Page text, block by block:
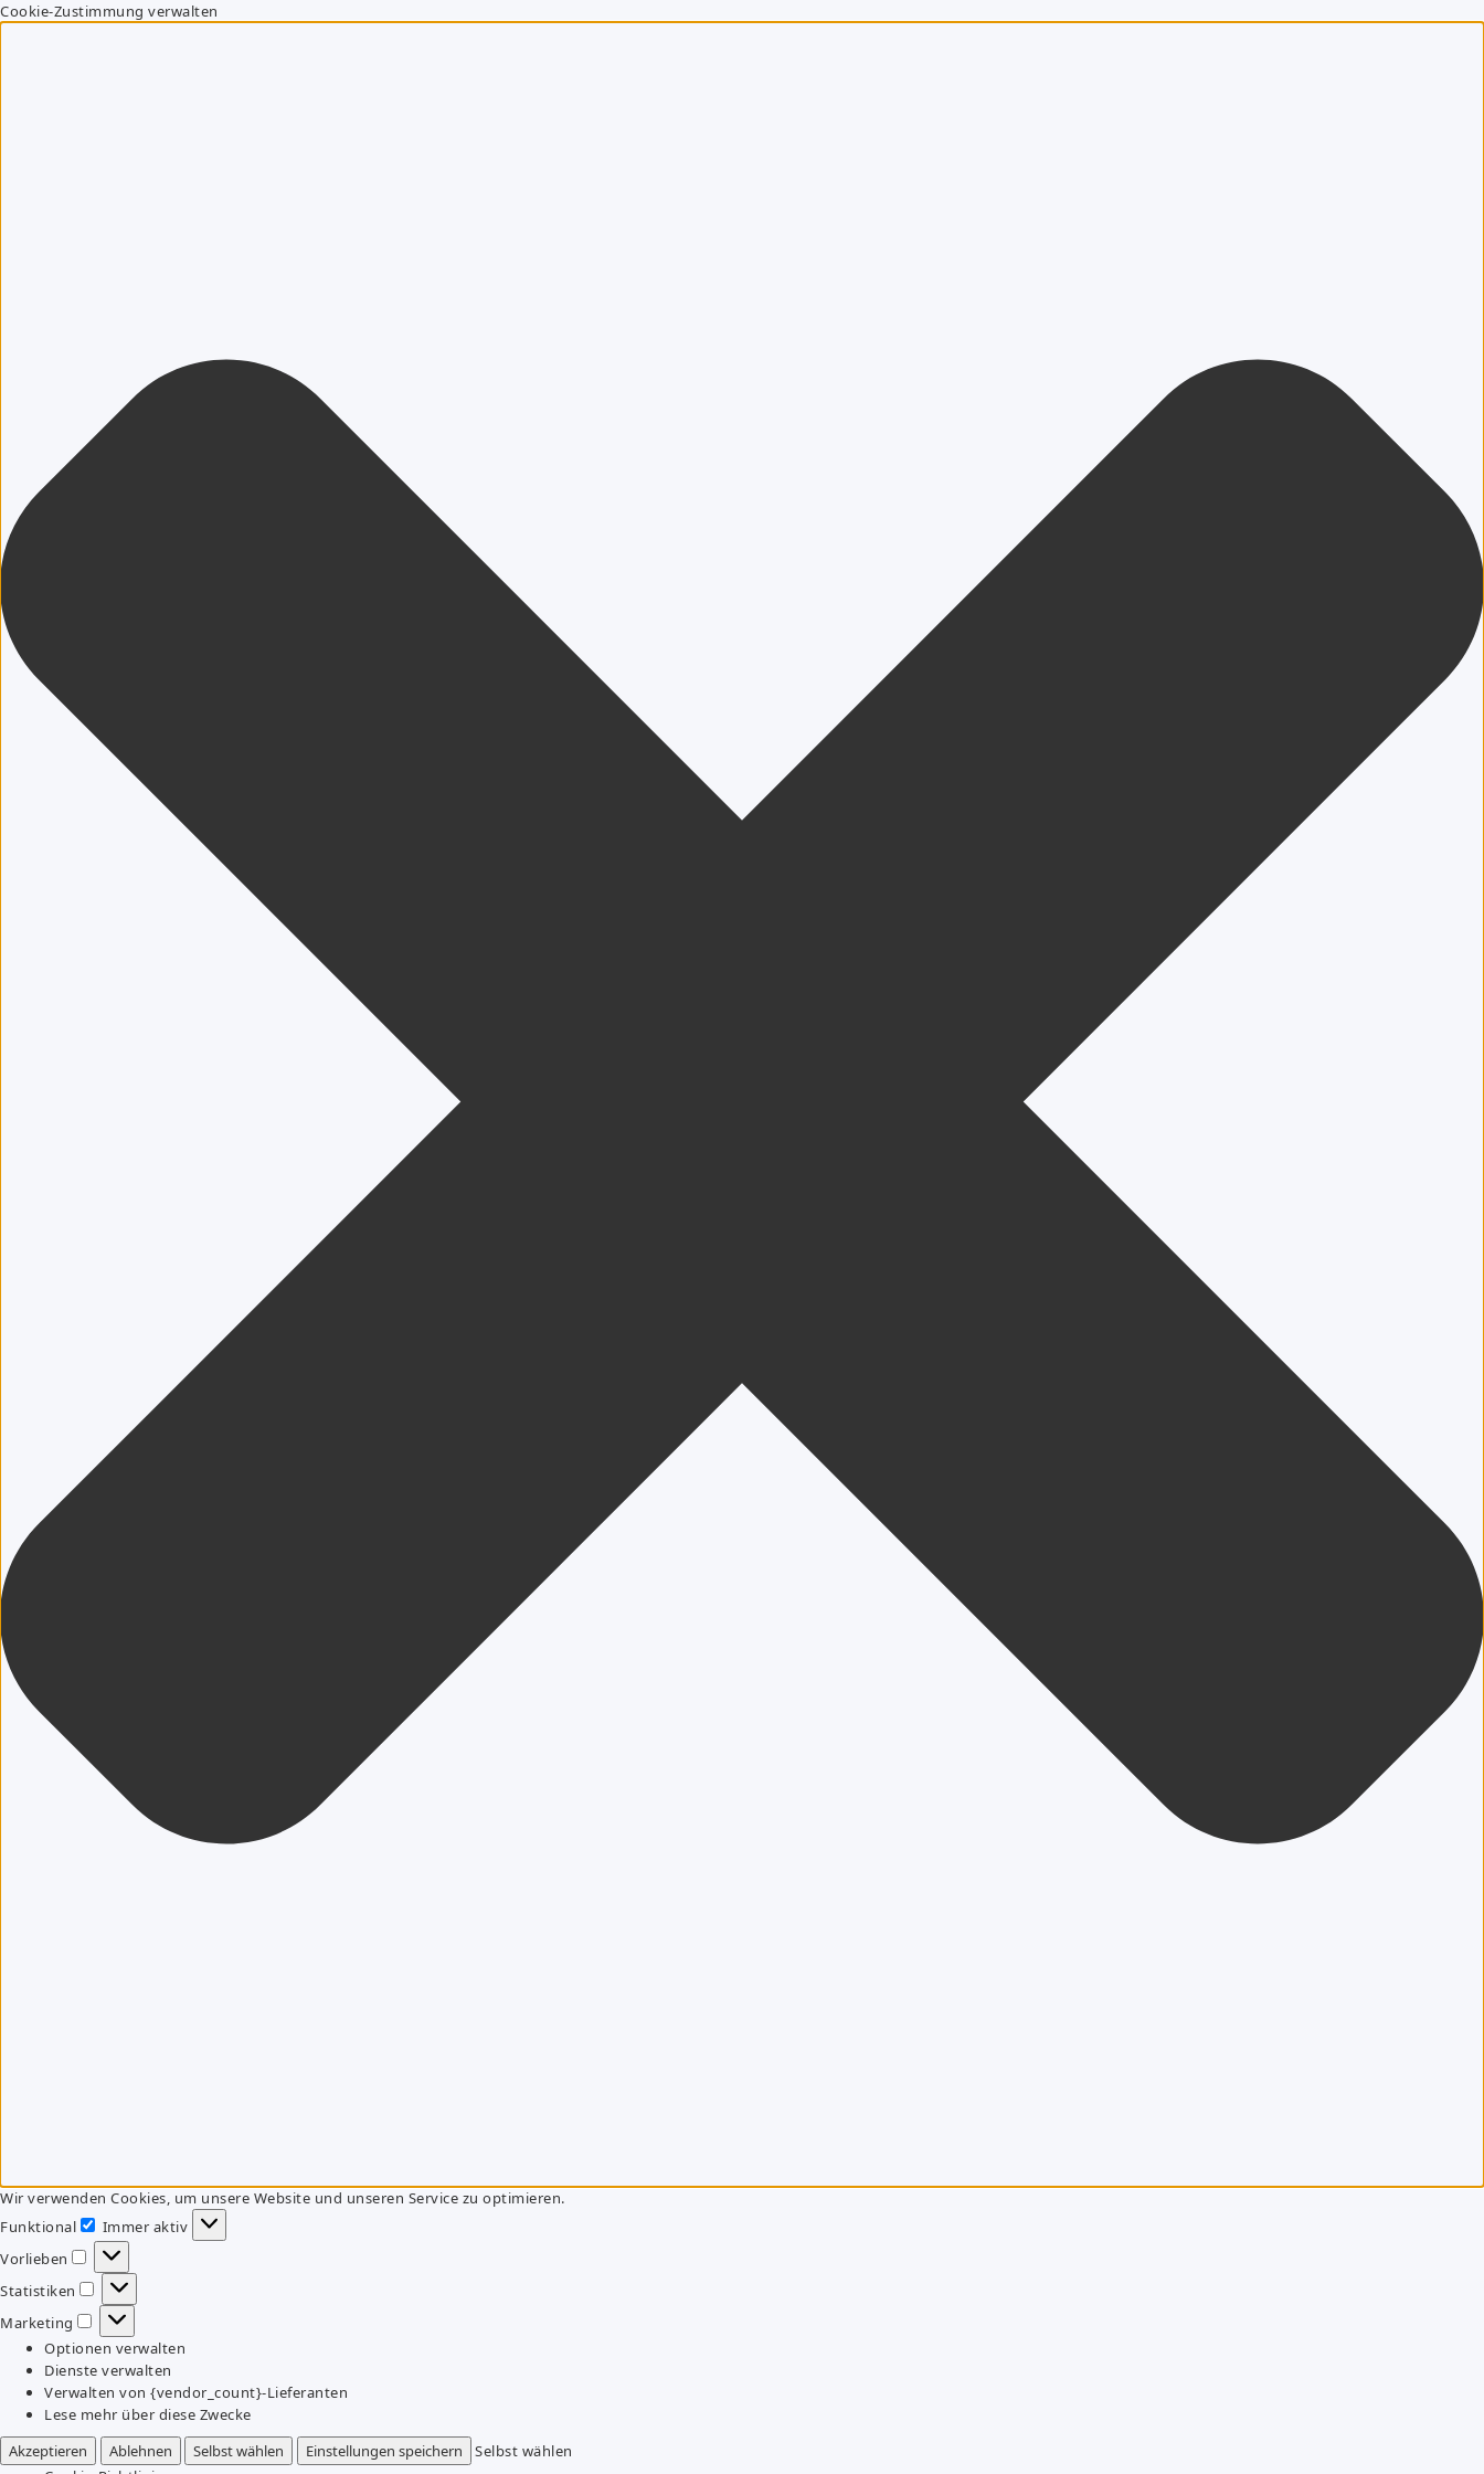
Cookie-Zustimmung verwalten
Wir verwenden Cookies, um unsere Website und unseren Service zu optimieren.
Funktional
Funktional
Immer aktiv
Vorlieben
Vorlieben
Statistiken
Statistiken
Marketing
Marketing
Optionen verwalten
Dienste verwalten
Verwalten von {vendor_count}-Lieferanten
Lese mehr über diese Zwecke
Akzeptieren
Ablehnen Selbst wählen Einstellungen speichern
Selbst wählen